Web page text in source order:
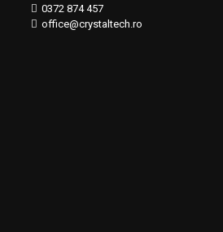
0372 874 457
office@crystaltech.ro